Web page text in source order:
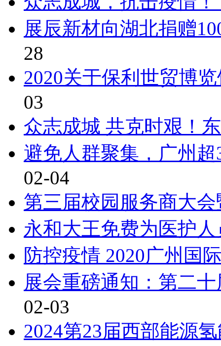
展辰新材向湖北捐赠
28
2020关于保利世贸博
03
众志成城 共克时艰！
避免人群聚集，广州
02-04
第三届校园服务商大
永和大王免费为医护
防控疫情 2020广州国
展会重磅通知：第二
02-03
2024第23届西部能源